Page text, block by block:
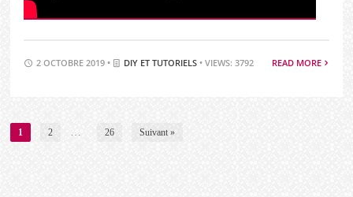
2 OCTOBRE 2019 • DIY ET TUTORIELS • VIEWS: 3792 READ MORE
1 2 … 26 Suivant »